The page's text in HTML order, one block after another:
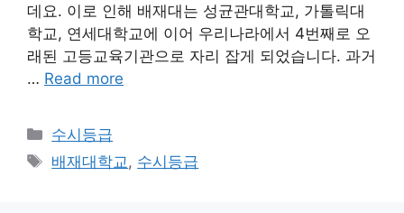
데요. 이로 인해 배재대는 성균관대학교, 가톨릭대
학교, 연세대학교에 이어 우리나라에서 4번째로 오
래된 고등교육기관으로 자리 잡게 되었습니다. 과거
… Read more
Categories
수시등급
Tags
배재대학교 , 수시등급